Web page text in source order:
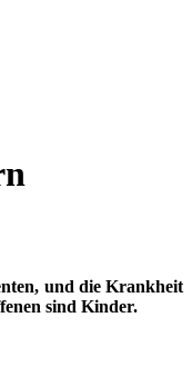
und die Krankheit
sind Kinder.